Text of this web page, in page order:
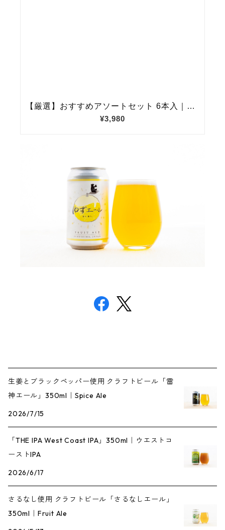
生姜とブラックペッパー使用 クラフトビール「雷
神エール」350ml｜Spice Ale
2026/7/15
「THE IPA West Coast IPA」350ml｜ウエストコ
ーストIPA
2026/6/17
さるなし使用 クラフトビール「さるなしエール」
350ml｜Fruit Ale